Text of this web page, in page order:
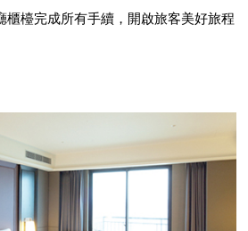
櫃檯完成所有手續，開啟旅客美好旅程